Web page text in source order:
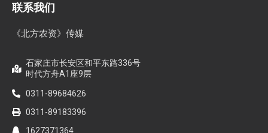
联系我们
《北方农资》传媒
石家庄市长安区和平东路336号
时代方舟A1座9层
0311-89684626
0311-89183396
1627371364